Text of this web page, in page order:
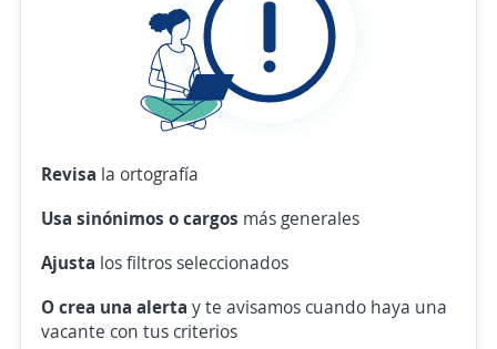
Revisa la ortografía
Usa sinónimos o cargos más generales
Ajusta los filtros seleccionados
O crea una alerta y te avisamos cuando haya una
vacante con tus criterios